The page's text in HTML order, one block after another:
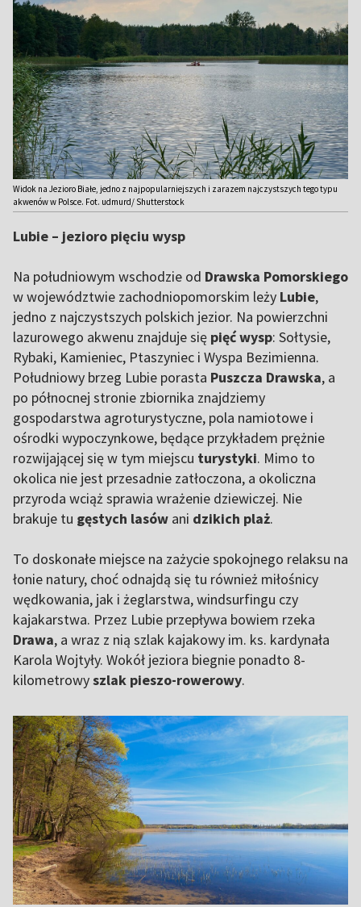
Widok na Jezioro Białe, jedno z najpopularniejszych i zarazem najczystszych tego typu
akwenów w Polsce. Fot. udmurd/ Shutterstock
Lubie – jezioro pięciu wysp
Na południowym wschodzie od Drawska Pomorskiego
w województwie zachodniopomorskim leży Lubie,
jedno z najczystszych polskich jezior. Na powierzchni
lazurowego akwenu znajduje się pięć wysp: Sołtysie,
Rybaki, Kamieniec, Ptaszyniec i Wyspa Bezimienna.
Południowy brzeg Lubie porasta Puszcza Drawska, a
po północnej stronie zbiornika znajdziemy
gospodarstwa agroturystyczne, pola namiotowe i
ośrodki wypoczynkowe, będące przykładem prężnie
rozwijającej się w tym miejscu turystyki. Mimo to
okolica nie jest przesadnie zatłoczona, a okoliczna
przyroda wciąż sprawia wrażenie dziewiczej. Nie
brakuje tu gęstych lasów ani dzikich plaż.
To doskonałe miejsce na zażycie spokojnego relaksu na
łonie natury, choć odnajdą się tu również miłośnicy
wędkowania, jak i żeglarstwa, windsurfingu czy
kajakarstwa. Przez Lubie przepływa bowiem rzeka
Drawa, a wraz z nią szlak kajakowy im. ks. kardynała
Karola Wojtyły. Wokół jeziora biegnie ponadto 8-
kilometrowyszlak pieszo-rowerowy.